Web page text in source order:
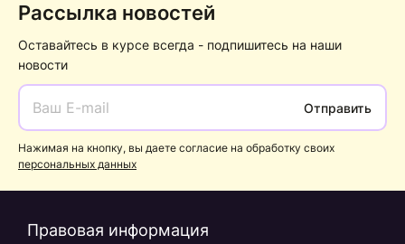
Рассылка новостей
Оставайтесь в курсе всегда - подпишитесь на наши
новости
Отправить
Нажимая на кнопку, вы даете согласие на обработку своих
персональных данных
Правовая информация